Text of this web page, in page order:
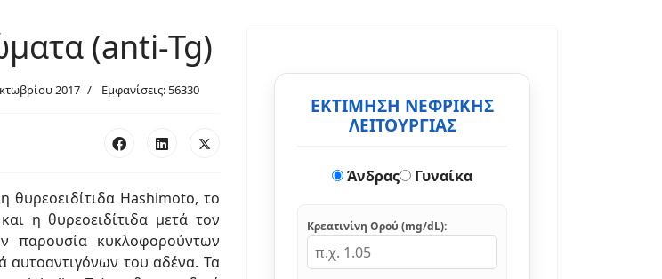
(anti-Tg)
2017 Εμφανίσεις: 56330
Hashimoto, το
η θυρεοειδίτιδα μετά τον
παρουσία κυκλοφορούντων
αυτοαντιγόνων του αδένα. Τα
ΕΚΤΙΜΗΣΗ ΝΕΦΡΙΚΗΣ
ΛΕΙΤΟΥΡΓΙΑΣ
Άνδρας Γυναίκα
Κρεατινίνη Ορού (mg/dL):